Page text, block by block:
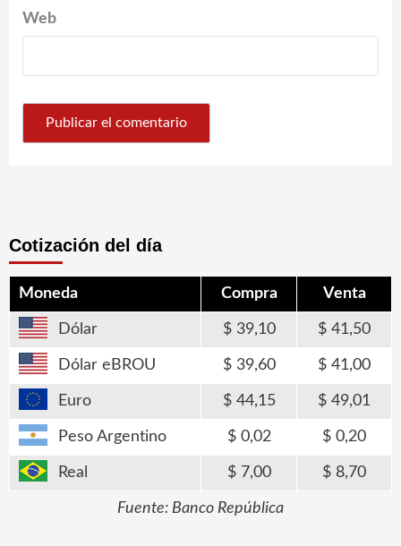
Web
Cotización del día
Moneda Compra Venta
Dólar 39,10 41,50
Dólar eBROU 39,60 41,00
Euro 44,15 49,01
Peso Argentino 0,02 0,20
Real 7,00 8,70
Fuente: Banco República